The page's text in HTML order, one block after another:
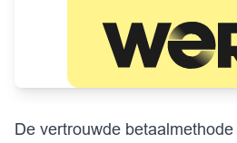
De vertrouwde